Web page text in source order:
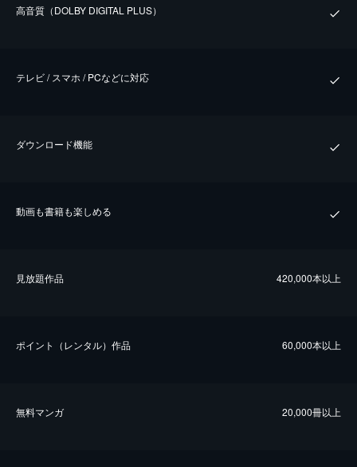
⾼⾳質（DOLBY DIGITAL PLUS）
テレビ / スマホ / PCなどに対応
ダウンロード機能
動画も書籍も楽しめる
⾒放題作品 420,000本以上
ポイント（レンタル）作品 60,000本以上
無料マンガ 20,000冊以上